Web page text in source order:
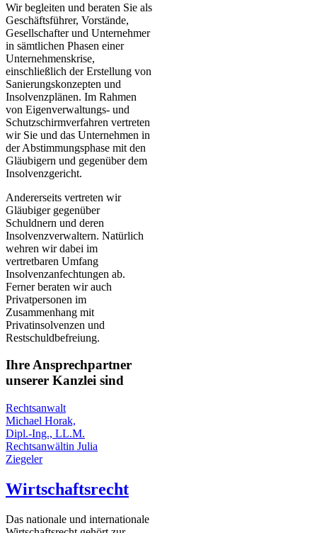
Wir begleiten und beraten Sie als
Geschäftsführer, Vorstände,
Gesellschafter und Unternehmer
in sämtlichen Phasen einer
Unternehmenskrise,
einschließlich der Erstellung von
Sanierungskonzepten und
Insolvenzplänen. Im Rahmen
von Eigenverwaltungs- und
Schutzschirmverfahren vertreten
wir Sie und das Unternehmen in
der Abstimmungsphase mit den
Gläubigern und gegenüber dem
Insolvenzgericht.
Andererseits vertreten wir
Gläubiger gegenüber
Schuldnern und deren
Insolvenzverwaltern. Natürlich
wehren wir dabei im
vertretbaren Umfang
Insolvenzanfechtungen ab.
Ferner beraten wir auch
Privatpersonen im
Zusammenhang mit
Privatinsolvenzen und
Restschuldbefreiung.
Ihre Ansprechpartner
unserer Kanzlei sind
Rechtsanwalt
Michael Horak,
Dipl.-Ing., LL.M.
Rechtsanwältin Julia
Ziegeler
Wirtschaftsrecht
Das nationale und internationale